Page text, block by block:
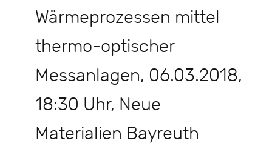
Wärmeprozessen mittel
thermo-optischer
Messanlagen, 06.03.2018,
18:30 Uhr, Neue
Materialien Bayreuth